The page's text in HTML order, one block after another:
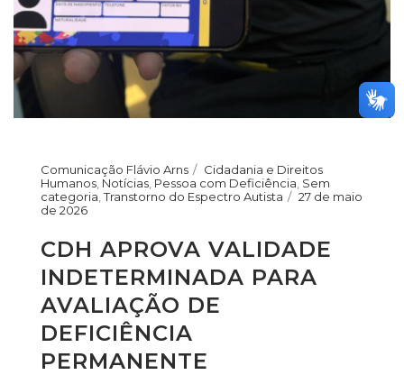
Comunicação Flávio Arns
Cidadania e Direitos
Humanos Notícias Pessoa com Deficiência Sem
categoria ,Transtorno do Espectro Autista
27 de maio
de 2026
CDH APROVA VALIDADE
INDETERMINADA PARA
AVALIAÇÃO DE
DEFICIÊNCIA
PERMANENTE